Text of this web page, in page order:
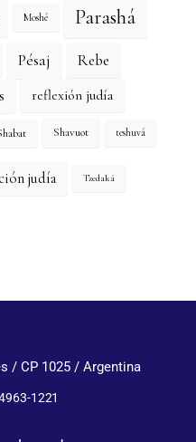
Moshé Parashá
Pésaj Rebe
reflexión judía
Shavuot teshuvá
judía Tzedaká
/ CP 1025 / Argentina
1221